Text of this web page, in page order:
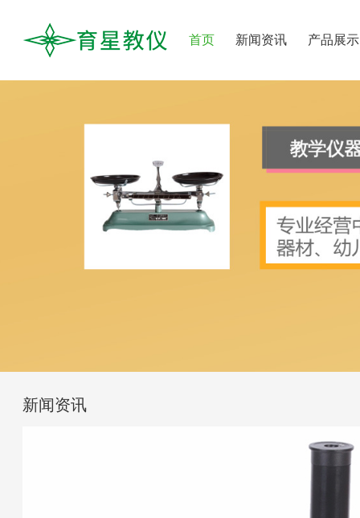
首页 新闻资讯 产品展示
新闻资讯